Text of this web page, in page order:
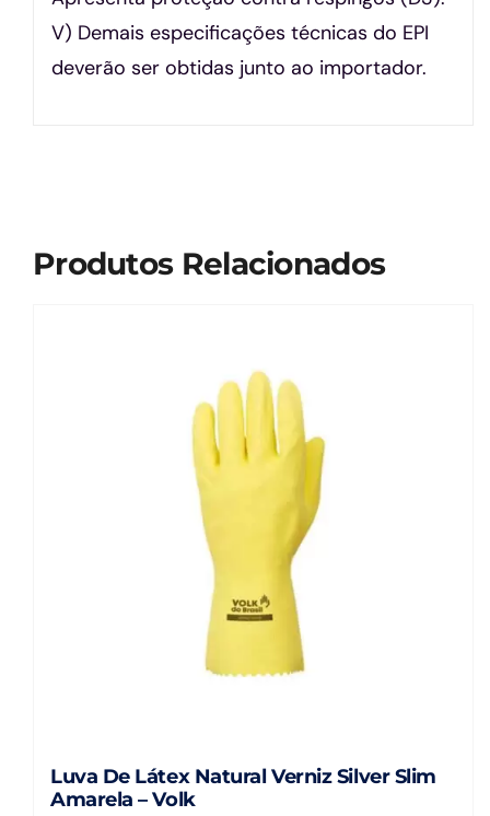
V) Demais especificações técnicas do EPI
deverão ser obtidas junto ao importador.
Produtos Relacionados
Luva De Látex Natural Verniz Silver Slim
Amarela – Volk